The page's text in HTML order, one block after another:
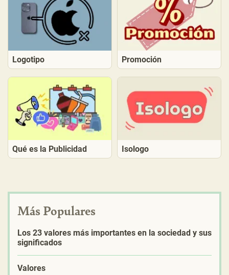
Logotipo Promoción
Qué es la Publicidad Isologo
Más Populares
Los 23 valores más importantes en la sociedad y sus
significados
Valores